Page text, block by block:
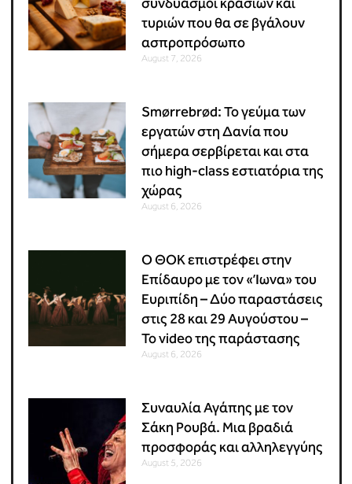
τυριών που θα σε βγάλουν
ασπροπρόσωπο
August 7, 2026
Smørrebrød: Το γεύμα των
εργατών στη Δανία που
σήμερα σερβίρεται και στα
πιο high-class εστιατόρια της
χώρας
August 6, 2026
Ο ΘΟΚ επιστρέφει στην
Επίδαυρο με τον «Ίωνα» του
Ευριπίδη – Δύο παραστάσεις
στις 28 και 29 Αυγούστου –
Το video της παράστασης
August 6, 2026
Συναυλία Αγάπης με τον
Σάκη Ρουβά. Μια βραδιά
προσφοράς και αλληλεγγύης
August 5, 2026